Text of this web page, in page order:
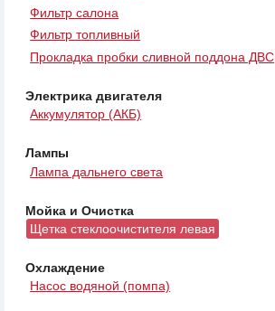
Фильтр салона
Фильтр топливный
Прокладка пробки сливной поддона ДВС
Электрика двигателя
Аккумулятор (АКБ)
Лампы
Лампа дальнего света
Мойка и Очистка
Щетка стеклоочистителя левая
Охлаждение
Насос водяной (помпа)